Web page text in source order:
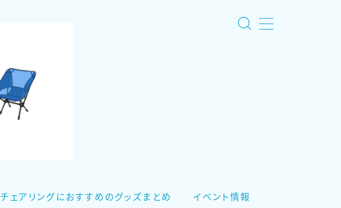
チェアリングにおすすめのグッズまとめ イベント情報